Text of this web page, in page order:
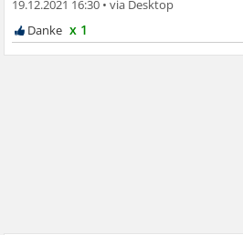
19.12.2021 16:30 •
x 1